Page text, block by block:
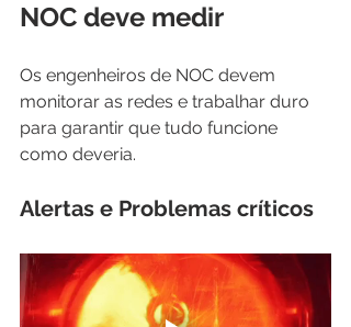
NOC deve medir
Os engenheiros de NOC devem
monitorar as redes e trabalhar duro
para garantir que tudo funcione
como deveria.
Alertas e Problemas críticos